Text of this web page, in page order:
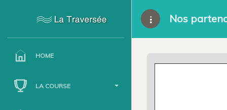
HOME
LA COURSE
Nos